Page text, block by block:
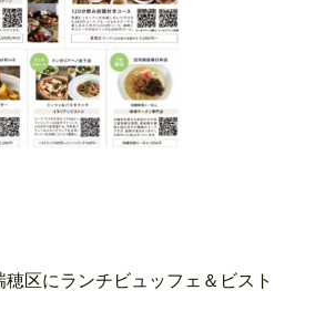
区にランチビュッフェ＆ビスト